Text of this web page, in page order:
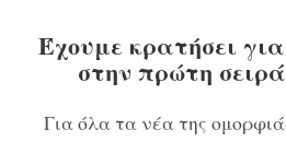
Έχουμε κρατήσει
στην πρώτη
Για όλα τα νέα της